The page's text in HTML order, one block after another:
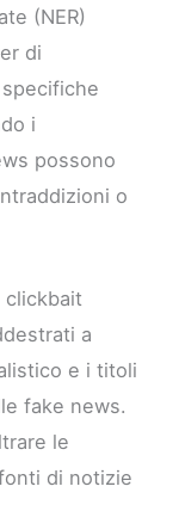
(NER)
di
i
possono
o
clickbait
a
e i titoli
fake news.
le
di notizie